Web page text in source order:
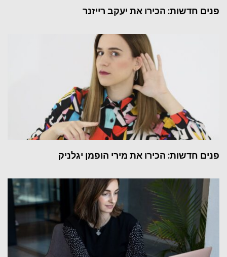
פנים חדשות: הכירו את יעקב רייזנר
פנים חדשות: הכירו את מירי הופמן יגלניק